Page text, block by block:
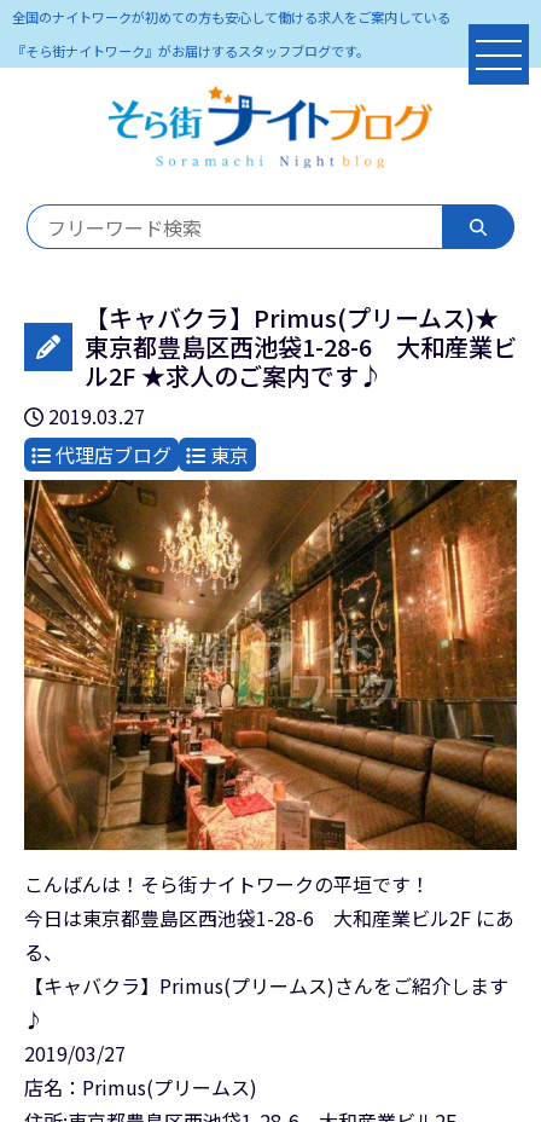
全国のナイトワークが初めての方も安心して働ける求人をご案内している
『そら街ナイトワーク』がお届けするスタッフブログです。
【キャバクラ】Primus(プリームス)★
東京都豊島区西池袋1-28-6 大和産業ビ
ル2F ★求人のご案内です♪
2019.03.27
代理店ブログ
東京
こんばんは！そら街ナイトワークの平垣です！
今日は東京都豊島区西池袋1-28-6 大和産業ビル2F にあ
る、
【キャバクラ】Primus(プリームス)さんをご紹介します
♪
2019/03/27
店名：Primus(プリームス)